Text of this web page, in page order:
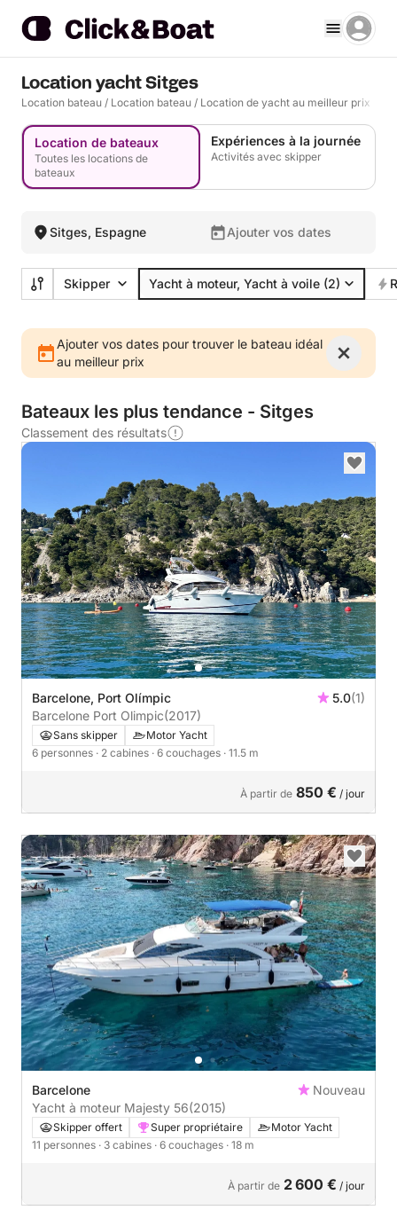
Location yacht Sitges
Location bateau / Location bateau / Location de yacht au meilleur prix
Location de bateaux
Toutes les locations de
bateaux
Expériences à la journée
Activités avec skipper
Sitges, Espagne Ajouter vos dates
Skipper Yacht à moteur, Yacht à voile (2)
Ajouter vos dates pour trouver le bateau idéal
au meilleur prix
Bateaux les plus tendance - Sitges
Classement des résultats
Barcelone, Port Olímpic 5.0(1)
Barcelone Port Olimpic(2017)
Sans skipper
Motor Yacht
6 personnes · 2 cabines · 6 couchages · 11.5 m
À partir de 850 € / jour
Barcelone
Nouveau
Yacht à moteur Majesty 56(2015)
Skipper offert Super propriétaire
Motor Yacht
11 personnes · 3 cabines · 6 couchages · 18 m
À partir de 2 600 € / jour